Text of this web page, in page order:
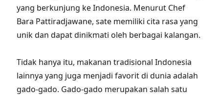
yang berkunjung ke Indonesia. Menurut Chef
Bara Pattiradjawane, sate memiliki cita rasa yang
unik dan dapat dinikmati oleh berbagai kalangan.
Tidak hanya itu, makanan tradisional Indonesia
lainnya yang juga menjadi favorit di dunia adalah
gado-gado. Gado-gado merupakan salah satu